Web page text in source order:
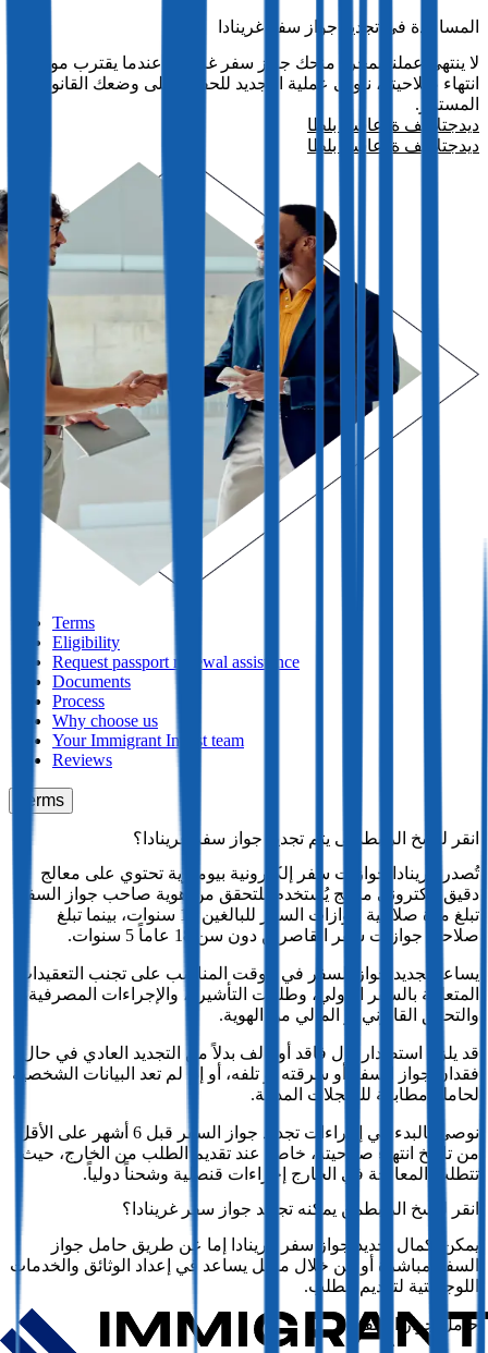
المساعدة في تجديد جواز سفر غرينادا
لا ينتهي عملنا بمجرد منحك جواز سفر غرينادا. عندما يقترب موعد
انتهاء صلاحيته، نتولى عملية التجديد للحفاظ على وضعك القانوني
المستمر.
ديدجتلا يف ةدعاسم بلطا
ديدجتلا يف ةدعاسم بلطا
Terms
Eligibility
Request passport renewal assistance
Documents
Process
Why choose us
Your Immigrant Invest team
Reviews
Terms
متى يتم تجديد جواز سفر غرينادا؟
تُصدر غرينادا جوازات سفر إلكترونية بيومترية تحتوي على معالج
دقيق إلكتروني مدمج يُستخدم للتحقق من هوية صاحب جواز السفر.
تبلغ مدة صلاحية جوازات السفر للبالغين 10 سنوات، بينما تبلغ
صلاحية جوازات سفر القاصرين دون سن 18 عاماً 5 سنوات.
يساعد تجديد جواز السفر في الوقت المناسب على تجنب التعقيدات
المتعلقة بالسفر الدولي، وطلبات التأشيرة، والإجراءات المصرفية،
والتحقق القانوني أو المالي من الهوية.
قد يلزم استصدار بدل فاقد أو تالف بدلاً من التجديد العادي في حال
فقدان جواز السفر أو سرقته أو تلفه، أو إذا لم تعد البيانات الشخصية
لحامله مطابقة للسجلات المدنية.
نوصي بالبدء في إجراءات تجديد جواز السفر قبل 6 أشهر على الأقل
من تاريخ انتهاء صلاحيته، خاصةً عند تقديم الطلب من الخارج، حيث
تتطلب المعالجة في الخارج إجراءات قنصلية وشحناً دولياً.
من يمكنه تجديد جواز سفر غرينادا؟
يمكن إكمال تجديد جواز سفر غرينادا إما عن طريق حامل جواز
السفر مباشرة أو من خلال ممثل يساعد في إعداد الوثائق والخدمات
اللوجستية لتقديم الطلب.
حامل جواز السفر